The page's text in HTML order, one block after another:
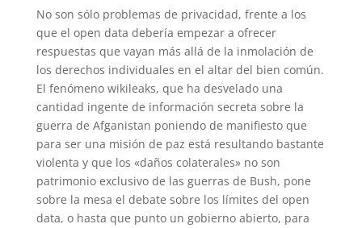
No son sólo problemas de privacidad, frente a los
que el open data debería empezar a ofrecer
respuestas que vayan más allá de la inmolación de
los derechos individuales en el altar del bien común.
El fenómeno wikileaks, que ha desvelado una
cantidad ingente de información secreta sobre la
guerra de Afganistan poniendo de manifiesto que
para ser una misión de paz está resultando bastante
violenta y que los «daños colaterales» no son
patrimonio exclusivo de las guerras de Bush, pone
sobre la mesa el debate sobre los límites del open
data, o hasta que punto un gobierno abierto, para